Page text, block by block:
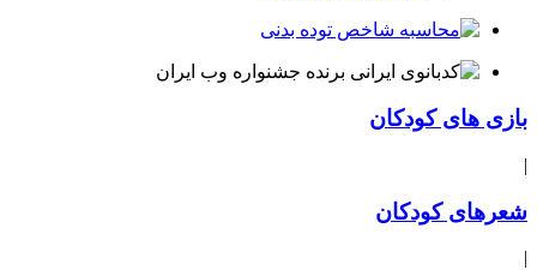
بازی های کودکان
|
شعرهای کودکان
|